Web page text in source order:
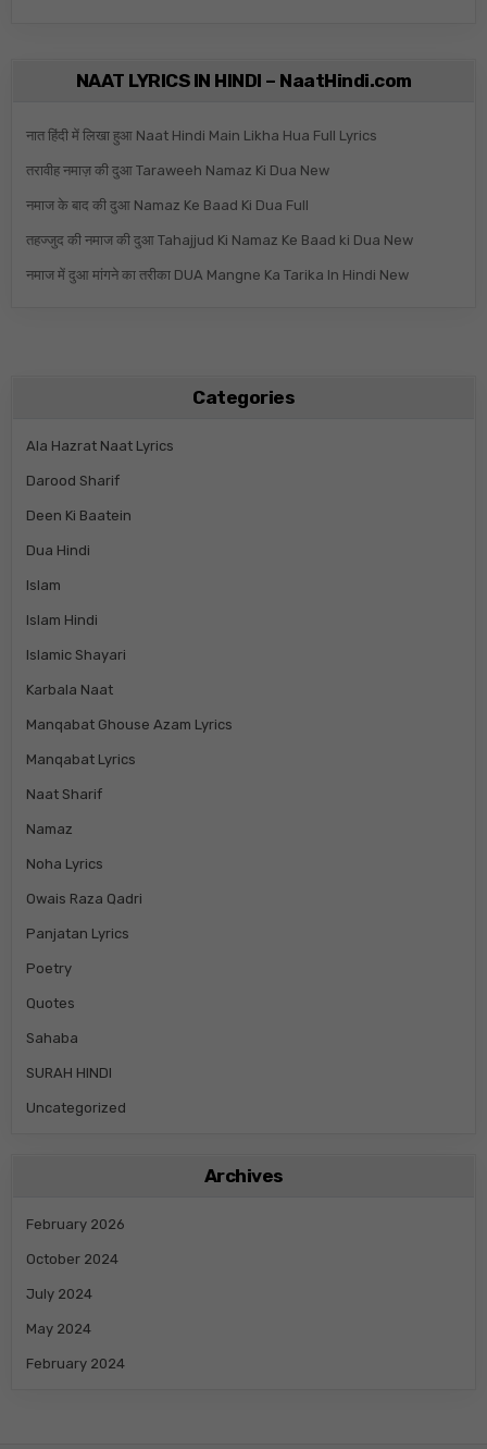
NAAT LYRICS IN HINDI – NaatHindi.com
नात हिंदी में लिखा हुआ Naat Hindi Main Likha Hua Full Lyrics
तरावीह नमाज़ की दुआ Taraweeh Namaz Ki Dua New
नमाज के बाद की दुआ Namaz Ke Baad Ki Dua Full
तहज्जुद की नमाज की दुआ Tahajjud Ki Namaz Ke Baad ki Dua New
नमाज में दुआ मांगने का तरीका DUA Mangne Ka Tarika In Hindi New
Categories
Ala Hazrat Naat Lyrics
Darood Sharif
Deen Ki Baatein
Dua Hindi
Islam
Islam Hindi
Islamic Shayari
Karbala Naat
Manqabat Ghouse Azam Lyrics
Manqabat Lyrics
Naat Sharif
Namaz
Noha Lyrics
Owais Raza Qadri
Panjatan Lyrics
Poetry
Quotes
Sahaba
SURAH HINDI
Uncategorized
Archives
February 2026
October 2024
July 2024
May 2024
February 2024